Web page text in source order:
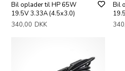
Bil oplader til HP 65W
19.5V 3.33A (4.5x3.0)
340,00 DKK
Bil